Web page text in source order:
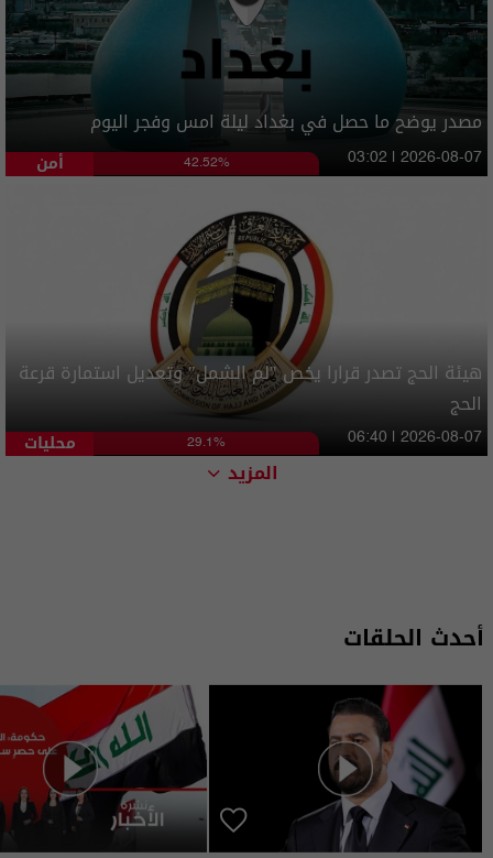
مصدر يوضح ما حصل في بغداد ليلة امس وفجر اليوم
أمن 42.52% 03:02 | 2026-08-07
هيئة الحج تصدر قرارا يخص "لم الشمل" وتعديل استمارة قرعة
الحج
محليات 29.1% 06:40 | 2026-08-07
المزيد
أحدث الحلقات